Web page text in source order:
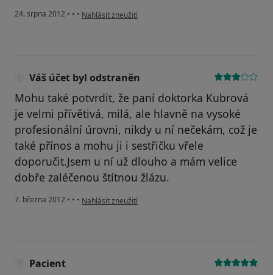
24. srpna 2012 • • • podle názoru uživatele Váš účet byl odstraněn
Nahlásit zneužití
Váš účet byl odstraněn
Mohu také potvrdit, že paní doktorka Kubrová
je velmi přívětivá, milá, ale hlavně na vysoké
profesionální úrovni, nikdy u ní nečekám, což je
také přínos a mohu ji i sestřičku vřele
doporučit.Jsem u ní už dlouho a mám velice
dobře zaléčenou štítnou žlázu.
7. března 2012 • • • podle názoru uživatele Váš účet byl odstraněn
Nahlásit zneužití
Pacient